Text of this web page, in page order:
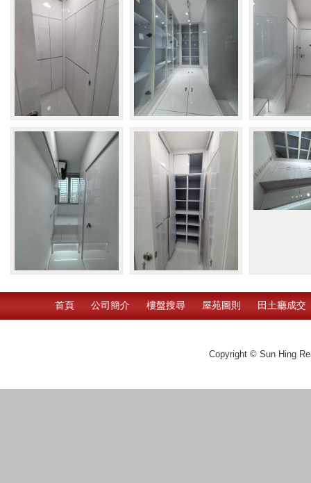
首頁 公司簡介 樓盤搜尋 屋苑圖則 田土廳成交
Copyright © Sun Hing